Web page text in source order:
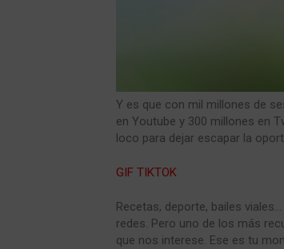
Y es que con mil millones de
en Youtube y 300 millones en
loco para dejar escapar la
GIF TIKTOK
Recetas, deporte, bailes
redes. Pero uno de los más
que nos interese. Ese es tu